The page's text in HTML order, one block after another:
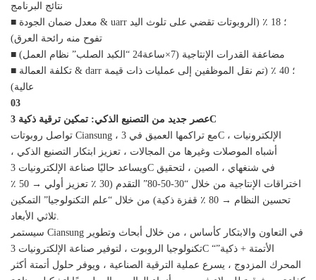
نتائج البرنامج
■ معدل ضمان الجودة & uarr ؛ 18 ٪ (الروبوتات تقضي على تلوث اليد
تفوح منه رائحة العرق)
■ مضاعفة القدرات الإنتاجية (7×ساعة24 “الكبد الصلب” نظام العمل)
■ تكلفة العمالة & darr ؛ 40 ٪ (تم نقل الموظفين إلى عمليات ذات قيمة
عالية)
03
عصر جديد من التصنيع الذكي: تمكين ترقية ذكية 3C
تواصل روبوتات Ciansung ، مع تراكمها العميق في 3C الإلكترونيات ،
أشباه الموصلات وغيرها من المجالات ، تعزيز ابتكار التصنيع الذكي ،
ويساعد حاليًا صناعة الإلكترونيات 3C في شنغهاي ، الصين ، لتحقيق
اختراقات الإنتاجية من خلال “30-50-80” التقدم (30 ٪ تعزيز أولي → 50 ٪
تحسين النظام → 80 ٪ قفزة ذكية) من خلال “علم التكنولوجيا” التمكين
ثلاثي الأبعاد.
سيستمر Ciansung في التعاون والابتكار كأساس ، من خلال أبحاث وتطوير
تكنولوجيا الروبوت ، لتوفير صناعة الإلكترونيات 3C “الأتمتة + ذكية”
المحرك المزدوج ، يسرع عملية الترقية الصناعية ، ويوفر حلول أتمتة أكثر